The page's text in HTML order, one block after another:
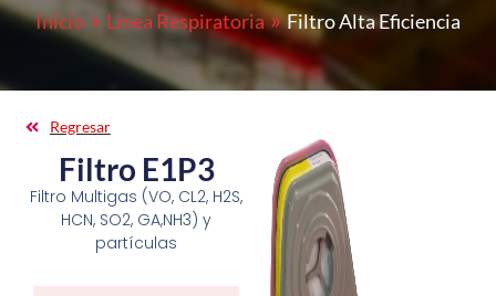
Inicio Línea Respiratoria Filtro Alta Eficiencia
Filtro E1P3
Filtro Multigas (VO, CL2, H2S,
HCN, SO2, GA,NH3) y
partículas
Regresar